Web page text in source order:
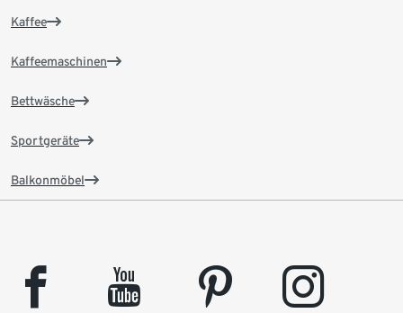
Kaffee
Kaffeemaschinen
Bettwäsche
Sportgeräte
Balkonmöbel
facebook youtube pinterest instagram